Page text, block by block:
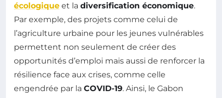
écologique et la diversification économique.
Par exemple, des projets comme celui de
l’agriculture urbaine pour les jeunes vulnérables
permettent non seulement de créer des
opportunités d’emploi mais aussi de renforcer la
résilience face aux crises, comme celle
engendrée par la COVID-19. Ainsi, le Gabon